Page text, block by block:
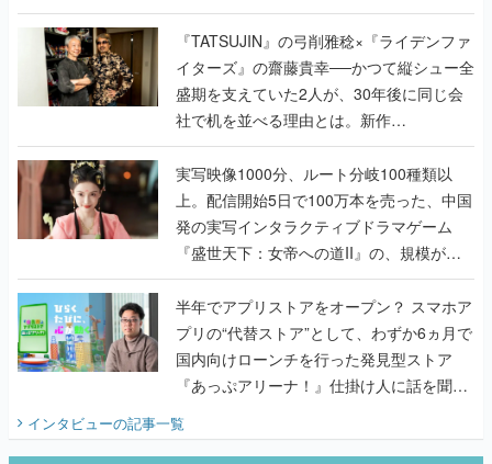
で作り込まれた理由を両ディレクターに聞
く
『TATSUJIN』の弓削雅稔×『ライデンファ
イターズ』の齋藤貴幸──かつて縦シュー全
盛期を支えていた2人が、30年後に同じ会
社で机を並べる理由とは。新作
『TATSUJIN EXTREME』で初タッグを組
んだレジェンド2人に訊く開発秘話
実写映像1000分、ルート分岐100種類以
上。配信開始5日で100万本を売った、中国
発の実写インタラクティブドラマゲーム
『盛世天下：女帝への道II』の、規模が違
うこだわりをプロデューサーに聞いた
半年でアプリストアをオープン？ スマホア
プリの“代替ストア”として、わずか6ヵ月で
国内向けローンチを行った発見型ストア
『あっぷアリーナ！』仕掛け人に話を聞い
てみた
インタビューの記事一覧